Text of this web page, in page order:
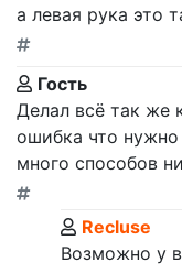
а левая рука это
Гость
Делал всё так же
ошибка что нужно
много способов
Recluse
Возможно у